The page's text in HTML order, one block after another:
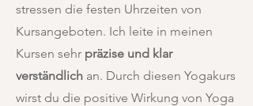
stressen die festen Uhrzeiten von
Kursangeboten. Ich leite in meinen
Kursen sehr präzise und klar
verständlich an. Durch diesen Yogakurs
wirst du die positive Wirkung von Yoga